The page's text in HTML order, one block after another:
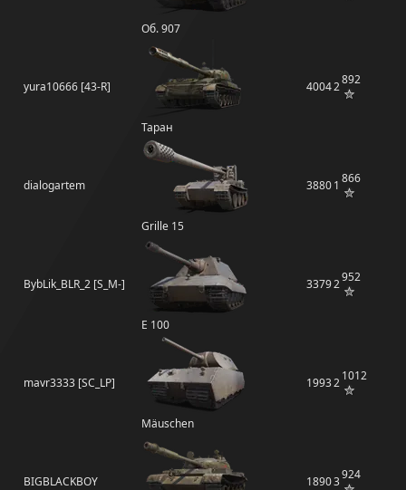
Об. 907
yura10666 [43-R]
Таран
40042892
dialogartem
Grille 15
38801 866
BybLik_BLR_2 [S_M-]
E 100
33792952
mavr3333 [SC_LP]
Mäuschen
199321012
BIGBLACKBOY 18903924